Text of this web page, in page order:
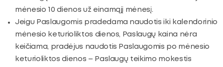
mėnesio 10 dienos už einamąjį mėnesį.
Jeigu Paslaugomis pradedama naudotis iki kalendorinio
mėnesio keturioliktos dienos, Paslaugų kaina nėra
keičiama, pradėjus naudotis Paslaugomis po mėnesio
keturioliktos dienos – Paslaugų teikimo mokestis